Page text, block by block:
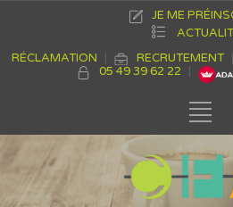
JE ME
RÉCLAMATION
RECRUTEMENT
05 49 39 62 22